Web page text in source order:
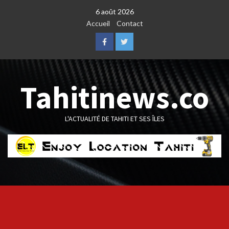
6 août 2026
Accueil
Contact
FacebookTwitter
Tahitinews.co
L'ACTUALITÉ DE TAHITI ET SES ÎLES